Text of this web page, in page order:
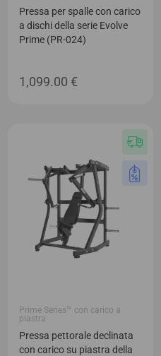
Pressa per spalle con carico
a dischi della serie Evolve
Prime (PR-024)
1,099.00 €
Prime Series™ con carico a
piastra
Pressa pettorale declinata
con carico su piastra della